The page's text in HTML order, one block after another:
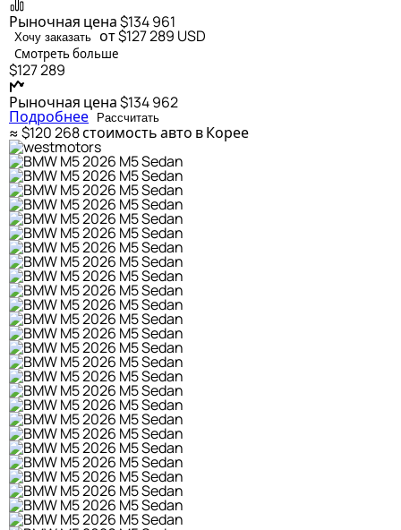
Рыночная цена$134 961
Хочу заказать от $127 289 USD
Смотреть больше
$127 289
Рыночная цена$134 962
Подробнее Рассчитать
≈ $120 268стоимость авто в Корее